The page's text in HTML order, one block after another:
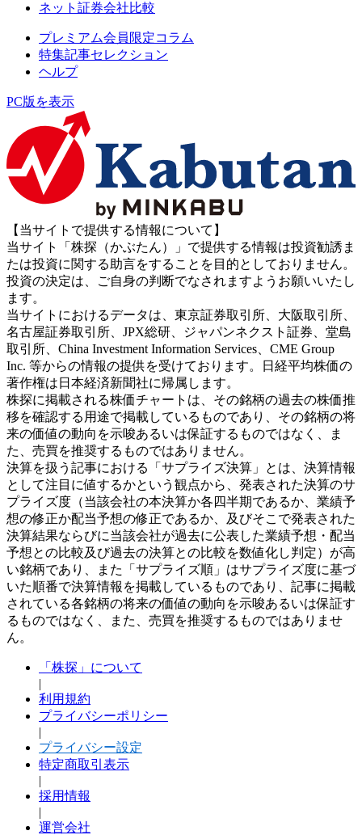
ネット証券会社比較
プレミアム会員限定コラム
特集記事セレクション
ヘルプ
PC版を表示
【当サイトで提供する情報について】
当サイト「株探（かぶたん）」で提供する情報は投資勧誘ま
たは投資に関する助言をすることを目的としておりません。
投資の決定は、ご自身の判断でなされますようお願いいたし
ます。
当サイトにおけるデータは、東京証券取引所、大阪取引所、
名古屋証券取引所、JPX総研、ジャパンネクスト証券、堂島
取引所、China Investment Information Services、CME Group
Inc. 等からの情報の提供を受けております。日経平均株価の
著作権は日本経済新聞社に帰属します。
株探に掲載される株価チャートは、その銘柄の過去の株価推
移を確認する用途で掲載しているものであり、その銘柄の将
来の価値の動向を示唆あるいは保証するものではなく、ま
た、売買を推奨するものではありません。
決算を扱う記事における「サプライズ決算」とは、決算情報
として注目に値するかという観点から、発表された決算のサ
プライズ度（当該会社の本決算か各四半期であるか、業績予
想の修正か配当予想の修正であるか、及びそこで発表された
決算結果ならびに当該会社が過去に公表した業績予想・配当
予想との比較及び過去の決算との比較を数値化し判定）が高
い銘柄であり、また「サプライズ順」はサプライズ度に基づ
いた順番で決算情報を掲載しているものであり、記事に掲載
されている各銘柄の将来の価値の動向を示唆あるいは保証す
るものではなく、また、売買を推奨するものではありませ
ん。
「株探」について
|
利用規約
プライバシーポリシー
|
プライバシー設定
特定商取引表示
|
採用情報
|
運営会社